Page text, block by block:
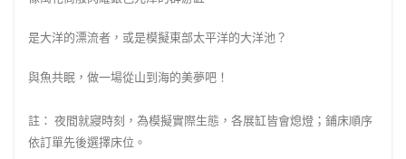
是大洋的漂流者，或是模擬東部太平洋的大洋池？
與魚共眠，做一場從山到海的美夢吧！
註： 夜間就寢時刻，為模擬實際生態，各展缸皆會熄燈；鋪床順序
依訂單先後選擇床位。